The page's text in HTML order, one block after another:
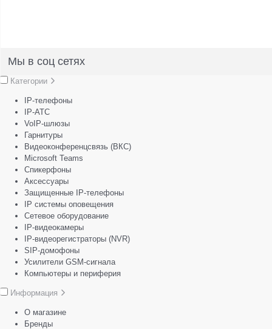
Мы в соц сетях
Категории
IP-телефоны
IP-АТС
VoIP-шлюзы
Гарнитуры
Видеоконференцсвязь (ВКС)
Microsoft Teams
Спикерфоны
Аксессуары
Защищенные IP-телефоны
IP системы оповещения
Сетевое оборудование
IP-видеокамеры
IP-видеорегистраторы (NVR)
SIP-домофоны
Усилители GSM-сигнала
Компьютеры и периферия
Информация
О магазине
Бренды